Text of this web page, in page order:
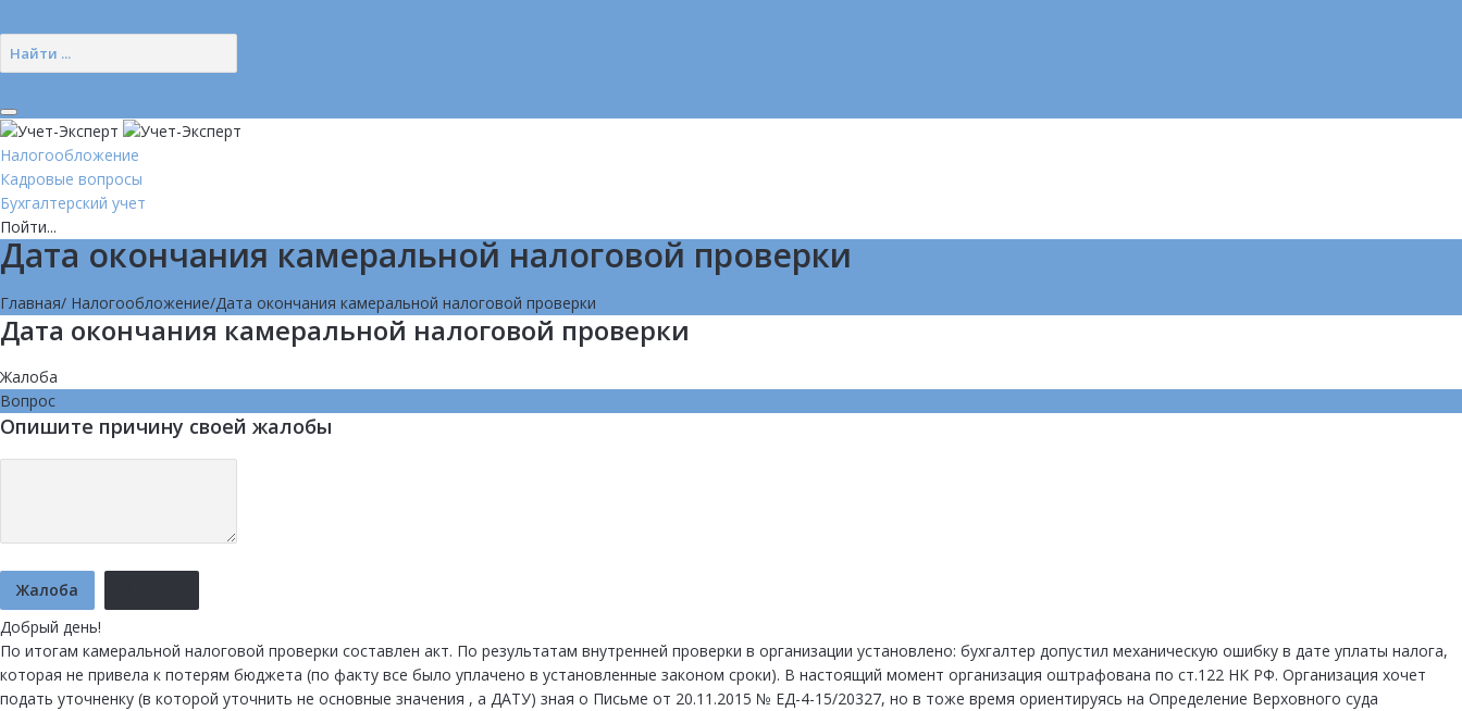
Налогообложение
Кадровые вопросы
Бухгалтерский учет
Пойти...
Дата окончания камеральной налоговой проверки
Главная/ Налогообложение/Дата окончания камеральной налоговой проверки
Дата окончания камеральной налоговой проверки
Жалоба
Вопрос
Опишите причину своей жалобы
Жалоба
Добрый день!
По итогам камеральной налоговой проверки составлен акт. По результатам внутренней проверки в организации установлено: бухгалтер допустил механическую ошибку в дате уплаты налога,
которая не привела к потерям бюджета (по факту все было уплачено в установленные законом сроки). В настоящий момент организация оштрафована по ст.122 НК РФ. Организация хочет
подать уточненку (в которой уточнить не основные значения , а ДАТУ) зная о Письме от 20.11.2015 № ЕД-4-15/20327, но в тоже время ориентируясь на Определение Верховного суда